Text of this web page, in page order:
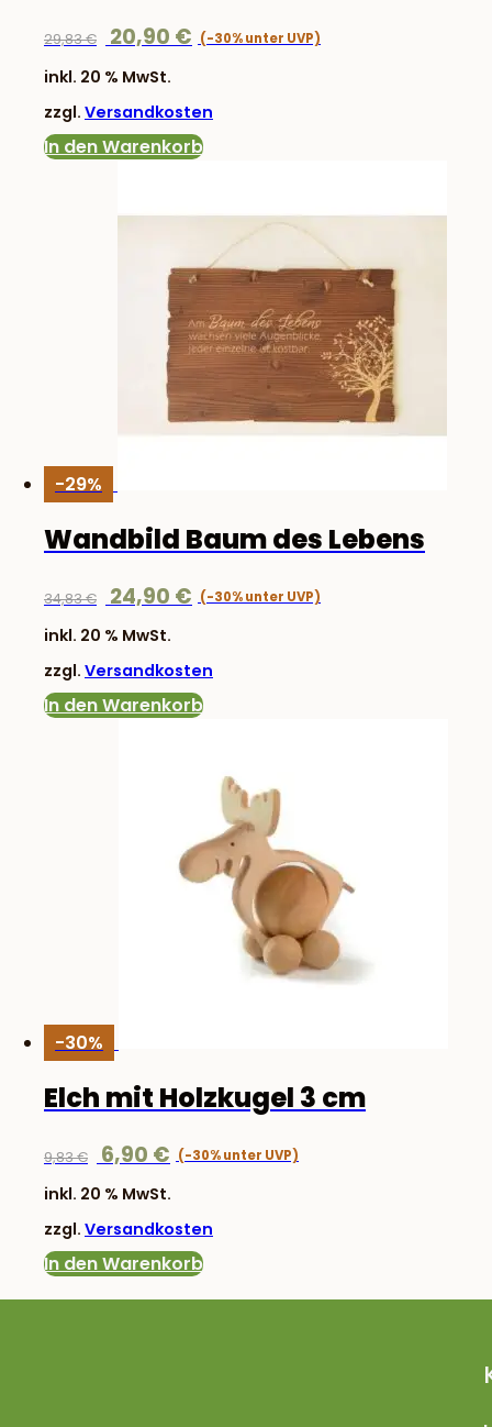
29,83€
Ursprünglicher
war:
29,83 €
20,90€
inkl. 20 % MwSt.
zzgl. Versandkosten
In den Warenkorb
-29%
Wandbild Baum des Lebens
34,83€
Ursprünglicher
war:
34,83 €
24,90 €
inkl. 20 % MwSt.
zzgl. Versandkosten
In den Warenkorb
-30%
Elch mit Holzkugel 3 cm
9,83€
Ursprünglicher
war:
9,83 €
6,90 €
inkl. 20 % MwSt.
zzgl. Versandkosten
In den Warenkorb